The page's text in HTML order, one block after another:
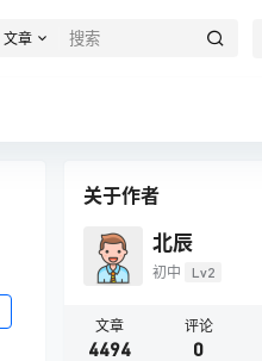
文章
关于作者
北辰
初中 Lv2
文章
4494
评论
0